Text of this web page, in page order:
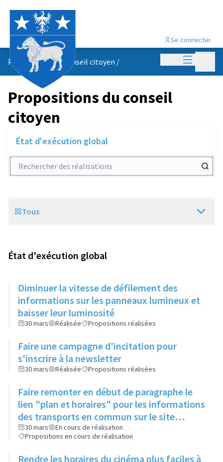
Menu
Se connecter
Propositions du conseil citoyen /
Propositions du conseil
citoyen
État d'exécution global
Rechercher des réalisations
Scope
Tous
État d'exécution global
Diminuer la vitesse de défilement des
informations sur les panneaux lumineux et
baisser leur luminosité
30 mars Réalisée Propositions réalisées
Faire une campagne d'incitation pour
s'inscrire à la newsletter
30 mars Réalisée Propositions réalisées
Faire remonter en début de paragraphe le
lien "plan et horaires" pour les informations
des transports en commun sur le site
internet de la ville
30 mars
En cours de réalisation
Propositions en cours de réalisation
Rendre les horaires du cinéma plus faciles à